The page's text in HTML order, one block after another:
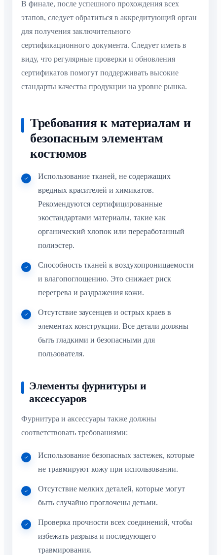
В финале, после успешного прохождения всех
этапов, следует обратиться в аккредитующий орган
для получения заключительного
сертификационного документа. Следует иметь в
виду, что регулярные проверки и обновления
сертификатов помогут поддерживать высокие
стандарты качества продукции на уровне рынка.
Требования к материалам и
безопасным элементам
костюмов
Использование тканей, не содержащих
вредных красителей и химикатов.
Рекомендуются сертифицированные
экостандартами материалы, такие как
органический хлопок или переработанный
полиэстер.
Способность тканей к воздухопроницаемости
и влагопоглощению. Это снижает риск
перегрева и раздражения кожи.
Отсутствие заусенцев и острых краев в
элементах конструкции. Все детали должны
быть гладкими и безопасными для
пользователя.
Элементы фурнитуры и
аксессуаров
Фурнитура и аксессуары также должны
соответствовать требованиями:
Использование безопасных застежек, которые
не травмируют кожу при использовании.
Отсутствие мелких деталей, которые могут
быть случайно проглочены детьми.
Проверка прочности всех соединений, чтобы
избежать разрыва и последующего
травмирования.